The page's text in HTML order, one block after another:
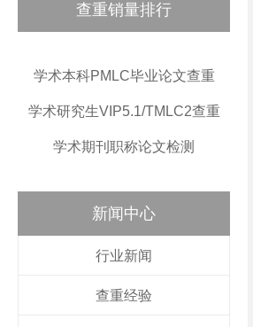
查重销量排行
学术本科PMLC毕业论文查重
学术研究生VIP5.1/TMLC2查重
学术期刊职称论文检测
新闻中心
行业新闻
查重经验